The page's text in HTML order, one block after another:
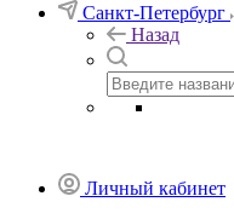
Санкт-Петербург
Назад
Личный кабинет